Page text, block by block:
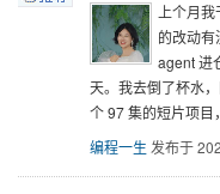
上个月
的改动
agent 进
天。我去倒了杯水
个 97 集的短片项目
编程一生 发布于